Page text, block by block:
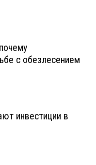
с обезлесением
инвестиции в